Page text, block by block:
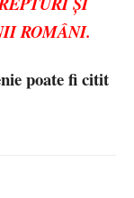
ROMÂNI.
poate fi citit